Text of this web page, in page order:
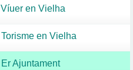
Víuer en Vielha
Torisme en Vielha
Er Ajuntament